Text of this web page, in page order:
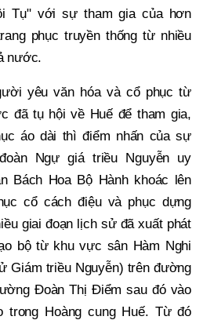
Tụ" với sự tham gia của hơn
phục truyền thống từ nhiều
nước.
yêu văn hóa và cổ phục từ
đã tụ hội về Huế để tham gia,
áo dài thì điểm nhấn của sự
Ngự giá triều Nguyễn uy
Bách Hoa Bộ Hành khoác lên
cổ cách điệu và phục dựng
giai đoạn lịch sử đã xuất phát
bộ từ khu vực sân Hàm Nghi
Giám triều Nguyễn) trên đường
Đoàn Thị Điểm sau đó vào
trong Hoàng cung Huế. Từ đó